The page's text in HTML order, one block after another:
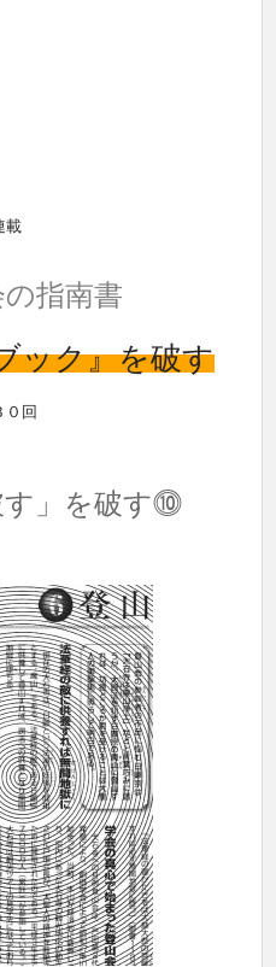
載
指南書
ック』を破す
０回
す」を破す⓾